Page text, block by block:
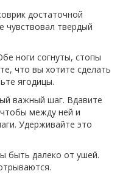
достаточной
чувствовал твердый
ноги согнуты, стопы
что вы хотите сделать
ягодицы.
важный шаг. Вдавите
между ней и
Удерживайте это
быть далеко от ушей.